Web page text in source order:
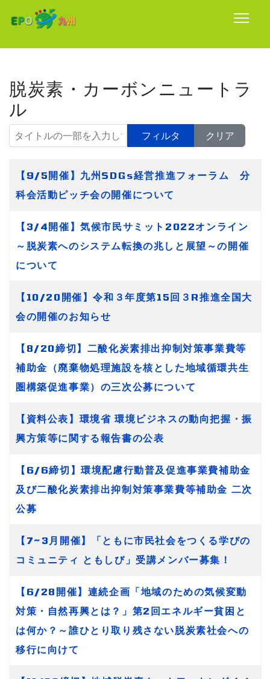
脱炭素・カーボンニュートラ
ル
タイトルの一部を入力してください
フィルタ クリア
タイトル
【9/5開催】九州SDGs経営推進フォーラム 分
科会活動ピッチ会の開催について
【3/4開催】気候市民サミット2022オンライン
～脱炭素へのシステム転換の兆しと展望～の開催
について
【10/20開催】令和３年度第15回３R推進全国大
会の開催のお知らせ
【8/20締切】二酸化炭素排出抑制対策事業費等
補助金（廃棄物処理施設を核とした地域循環共生
圏構築促進事業）の三次公募について
【資料公表】環境省 環境ビジネスの動向把握・振
興方策等に関する報告書の公表
【6/6締切】環境配慮行動普及促進事業費補助金
及び二酸化炭素排出抑制対策事業費等補助金 二次
公募
【7~3月開催】「ともに市民社会をつくる学びの
コミュニティ ともしび」受講メンバー募集！
【6/28開催】連続企画「地域のための気候変動
対策・自然再興とは？」第2回エネルギー貧困と
は何か？～誰ひとり取り残さない脱炭素社会への
移行に向けて